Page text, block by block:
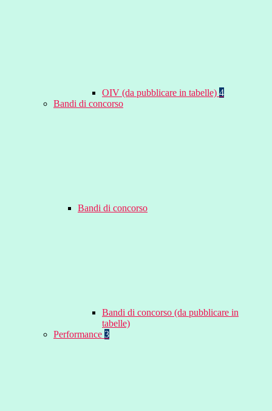
OIV (da pubblicare in tabelle) 4
Bandi di concorso
Bandi di concorso
Bandi di concorso (da pubblicare in
tabelle)
Performance 3